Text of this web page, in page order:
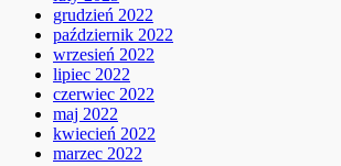
grudzień 2022
październik 2022
wrzesień 2022
lipiec 2022
czerwiec 2022
maj 2022
kwiecień 2022
marzec 2022